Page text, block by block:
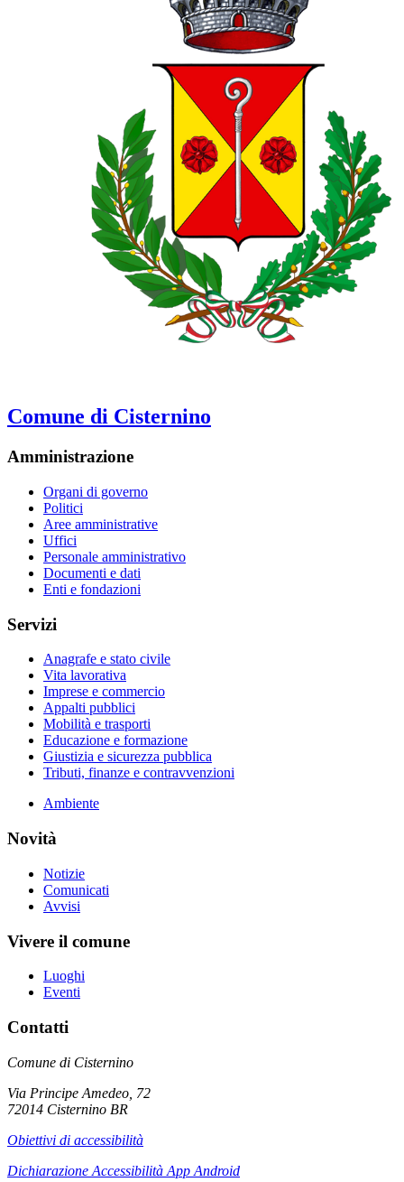
Comune di Cisternino
Amministrazione
Organi di governo
Politici
Aree amministrative
Uffici
Personale amministrativo
Documenti e dati
Enti e fondazioni
Servizi
Anagrafe e stato civile
Vita lavorativa
Imprese e commercio
Appalti pubblici
Mobilità e trasporti
Educazione e formazione
Giustizia e sicurezza pubblica
Tributi, finanze e contravvenzioni
Ambiente
Novità
Notizie
Comunicati
Avvisi
Vivere il comune
Luoghi
Eventi
Contatti
Comune di Cisternino
Via Principe Amedeo, 72
72014 Cisternino BR
Obiettivi di accessibilità
Dichiarazione Accessibilità App Android